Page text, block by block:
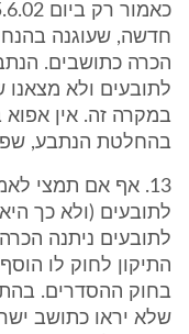
חדשה, שעוגנה
הכרה כתושבים.
לתובעים ולא
במקרה זה. אין
בהחלטת הנתבע,
13. אף אם תמצי
לתובעים (ולא כך
שלא יראו כתושב